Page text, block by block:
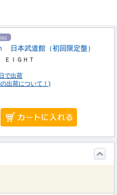
日本武道館（初回限定盤）
ＥＩＧＨＴ
で出荷
出荷について！)